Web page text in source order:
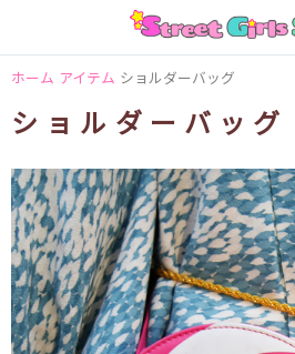
ホーム アイテム ショルダーバッグ
ショルダーバッグ